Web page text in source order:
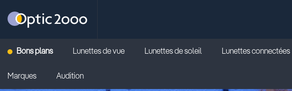
Retour vers la page d'accueil
Bons plans Lunettes de vue Lunettes de soleil Lunettes connectées
Marques Audition